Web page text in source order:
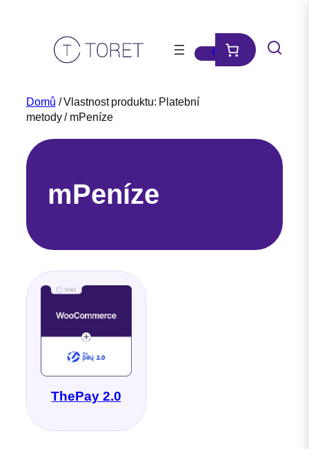
Domů / Vlastnost produktu: Platební
metody / mPeníze
mPeníze
ThePay 2.0